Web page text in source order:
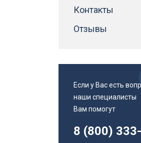
Инструменты и
Патроны
Смазочно-
Спиральные
Спиральные сверла
Морзе
Контакты
Отзывы
Если у Вас есть
наши специалисты
Вам помогут
8 (800)